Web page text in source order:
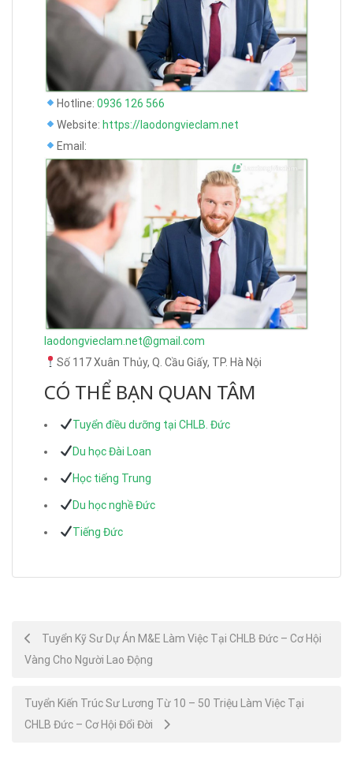
Hotline: 0936 126 566
Website: https://laodongvieclam.net
Email:
laodongvieclam.net@gmail.com
Số 117 Xuân Thủy, Q. Cầu Giấy, TP. Hà Nội
CÓ THỂ BẠN QUAN TÂM
Tuyển điều dưỡng tại CHLB. Đức
Du học Đài Loan
Học tiếng Trung
Du học nghề Đức
Tiếng Đức
Post
navigation
Tuyển Kỹ Sư Dự Án M&E Làm Việc Tại CHLB Đức – Cơ Hội
Vàng Cho Người Lao Động
Tuyển Kiến Trúc Sư Lương Từ 10 – 50 Triệu Làm Việc Tại
CHLB Đức – Cơ Hội Đổi Đời